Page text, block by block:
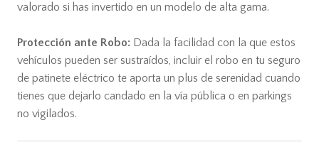
valorado si has invertido en un modelo de alta gama.
Protección ante Robo:Dada la facilidad con la que estos
vehículos pueden ser sustraídos, incluir el robo en tu seguro
de patinete eléctrico te aporta un plus de serenidad cuando
tienes que dejarlo candado en la vía pública o en parkings
no vigilados.